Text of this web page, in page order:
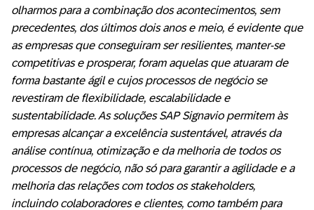
olharmos para a combinação dos acontecimentos, sem
precedentes, dos últimos dois anos e meio, é evidente que
as empresas que conseguiram ser resilientes, manter-se
competitivas e prosperar, foram aquelas que atuaram de
forma bastante ágil e cujos processos de negócio se
revestiram de flexibilidade, escalabilidade e
sustentabilidade. As soluções SAP Signavio permitem às
empresas alcançar a excelência sustentável, através da
análise contínua, otimização e da melhoria de todos os
processos de negócio, não só para garantir a agilidade e a
melhoria das relações com todos os stakeholders,
incluindo colaboradores e clientes, como também para